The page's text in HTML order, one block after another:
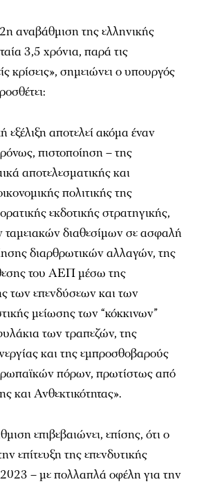
αναβάθμιση της ελληνικής
3,5 χρόνια, παρά τις
κρίσεις», σημειώνει ο υπουργός
αποτελεί ακόμα έναν
πιστοποίηση – της
αποτελεσματικής και
πολιτικής της
εκδοτικής στρατηγικής,
ταμειακών διαθεσίμων σε ασφαλή
διαρθρωτικών αλλαγών, της
του ΑΕΠ μέσω της
των επενδύσεων και των
μείωσης των “κόκκινων”
των τραπεζών, της
και της εμπροσθοβαρούς
πόρων, πρωτίστως από
και Ανθεκτικότητας».
επιβεβαιώνει, επίσης, ότι ο
επίτευξη της επενδυτικής
2023 – με πολλαπλά οφέλη για την